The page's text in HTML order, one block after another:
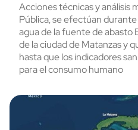
Acciones técnicas y análisis
Pública, se efectúan
agua de la fuente de abasto
de la ciudad de Matanzas y
hasta que los indicadores
para el consumo humano